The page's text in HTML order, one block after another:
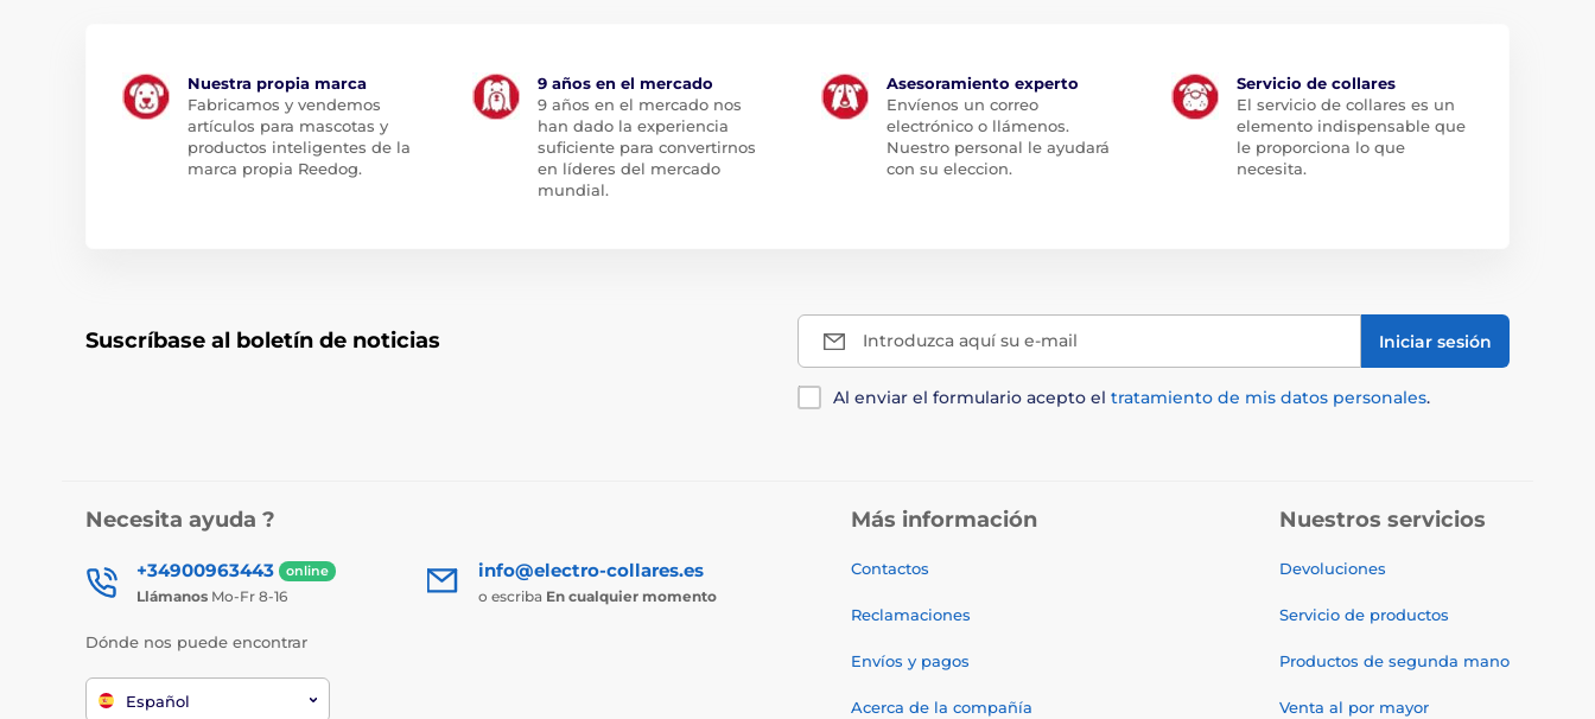
Nuestra propia marca
Fabricamos y vendemos
artículos para mascotas y
productos inteligentes de la
marca propia Reedog.
9 años en el mercado
9 años en el mercado nos
han dado la experiencia
suficiente para convertirnos
en líderes del mercado
mundial.
Asesoramiento experto
Envíenos un correo
electrónico o llámenos.
Nuestro personal le ayudará
con su eleccion.
Servicio de collares
El servicio de collares es un
elemento indispensable que
le proporciona lo que
necesita.
Suscríbase al boletín de noticias Introduzca aquí su e-mail Iniciar sesión
Al enviar el formulario acepto el tratamiento de mis datos personales.
Necesita ayuda ?
+34900963443 online
Llámanos Mo-Fr 8-16
info@electro-collares.es
o escriba En cualquier momento
Dónde nos puede encontrar
Español
Más información
Contactos
Reclamaciones
Envíos y pagos
Acerca de la compañía
Nuestros servicios
Devoluciones
Servicio de productos
Productos de segunda mano
Venta al por mayor